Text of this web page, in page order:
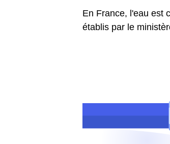
En France, l'eau est
établis par le